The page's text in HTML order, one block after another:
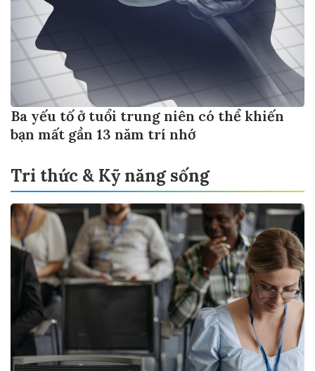
Ba yếu tố ở tuổi trung niên có thể khiến
bạn mất gần 13 năm trí nhớ
Tri thức & Kỹ năng sống